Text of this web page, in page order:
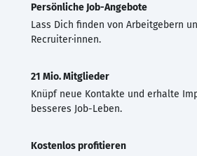
Persönliche Job-Angebote
Lass Dich finden von Arbeitgebern
Recruiter·innen.
21 Mio. Mitglieder
Knüpf neue Kontakte und erhalte
besseres Job-Leben.
Kostenlos profitieren